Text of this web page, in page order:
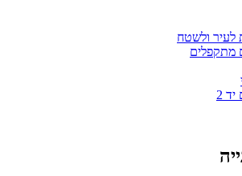
לעיר ולשטח
מתקפלים
2